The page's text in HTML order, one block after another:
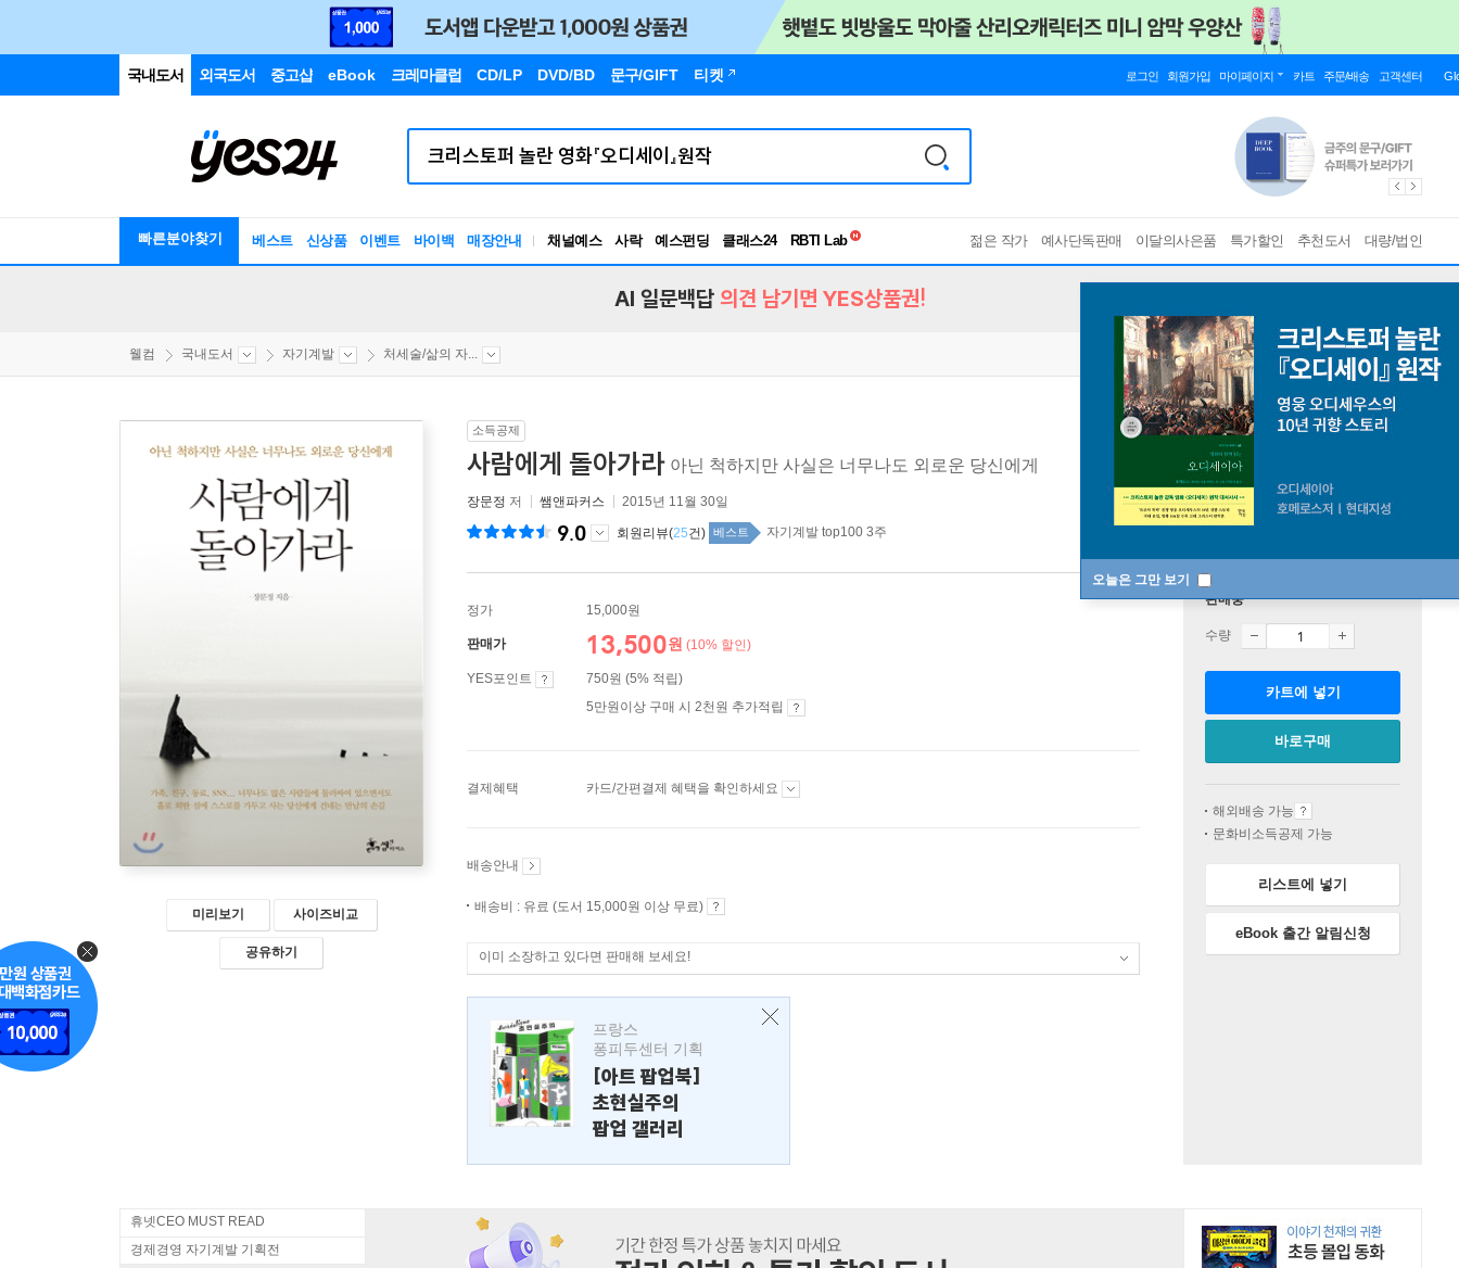
국내도서 외국도서 중고샵 eBook 크레마클럽 CD/LP DVD/BD 문구/GIFT 티켓 로그인 회원가입 마이페이지 카트 주문/배송 고객센터
빠른분야찾기 베스트 신상품 이벤트 바이백 매장안내 채널예스 사락 예스펀딩 클래스24
RBTI Lab
독서유형검사
젊은 작가 예사단독판매 이달의사은품 특가할인 추천도서 대량/법인
오늘은 그만 보기
AI 일문백답 의견 남기면 YES상품권!
웰컴 국내도서 자기계발 처세술/삶의 자...
미리보기 사이즈비교
공유하기
소득공제
사람에게 돌아가라 아닌 척하지만 사실은 너무나도 외로운 당신에게
장문정 저 쌤앤파커스 2015년 11월 30일
9.0 회원리뷰(25건) 베스트 자기계발 top100 3주
정가 15,000원
판매가 13,500원 (10% 할인)
YES포인트
750원 (5% 적립)
5만원이상 구매 시 2천원 추가적립
결제혜택 카드/간편결제 혜택을 확인하세요
배송안내
배송비 : 유료 (도서 15,000원 이상 무료)
이미 소장하고 있다면 판매해 보세요!
프랑스
퐁피두센터 기획
[아트 팝업북]
초현실주의
팝업 갤러리
판매중
수량
카트에 넣기
바로구매
해외배송 가능
문화비소득공제 가능
리스트에 넣기
eBook 출간 알림신청
휴넷CEO MUST READ
경제경영 자기계발 기획전